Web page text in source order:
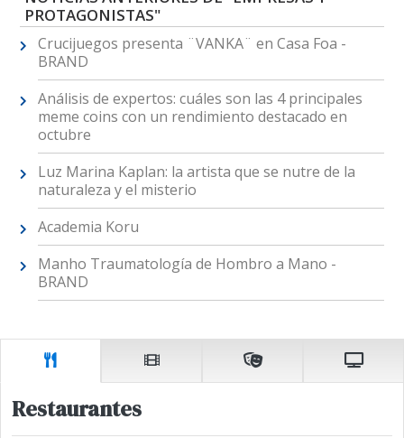
PROTAGONISTAS"
Crucijuegos presenta ¨VANKA¨ en Casa Foa -
BRAND
Análisis de expertos: cuáles son las 4 principales
meme coins con un rendimiento destacado en
octubre
Luz Marina Kaplan: la artista que se nutre de la
naturaleza y el misterio
Academia Koru
Manho Traumatología de Hombro a Mano -
BRAND
Restaurantes